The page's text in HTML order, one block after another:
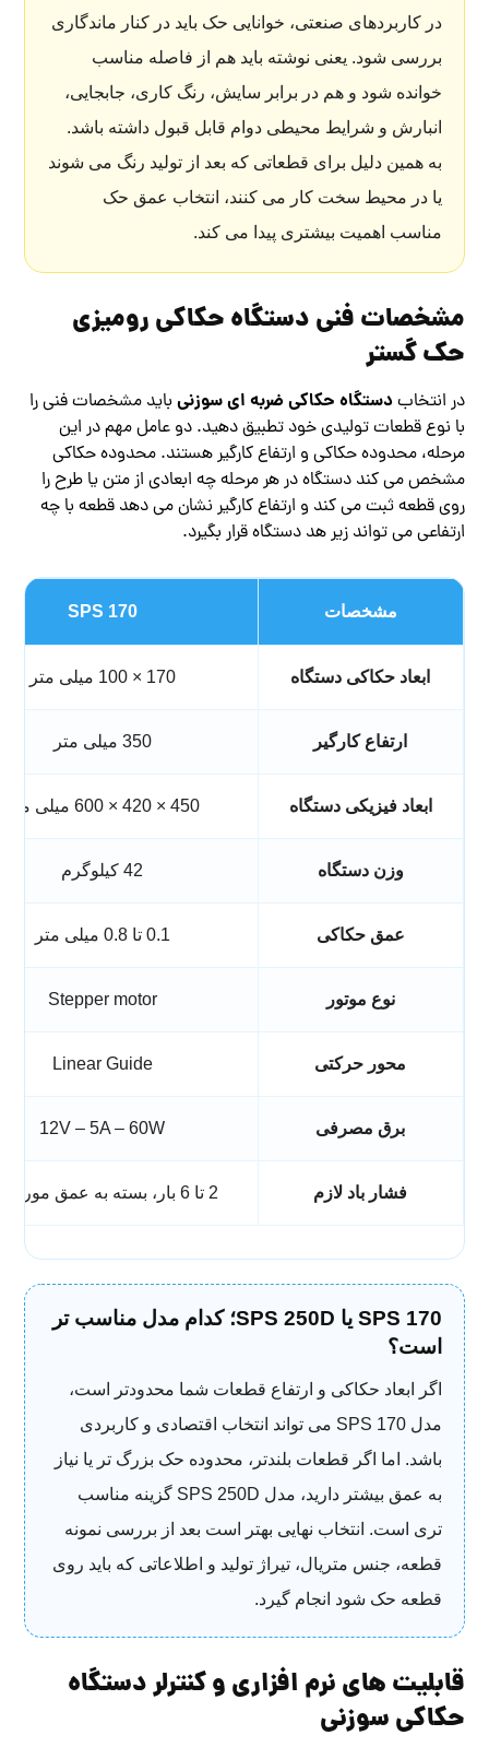
در کاربردهای صنعتی، خوانایی حک باید در کنار ماندگاری
بررسی شود. یعنی نوشته باید هم از فاصله مناسب
خوانده شود و هم در برابر سایش، رنگ کاری، جابجایی،
انبارش و شرایط محیطی دوام قابل قبول داشته باشد.
به همین دلیل برای قطعاتی که بعد از تولید رنگ می شوند
یا در محیط سخت کار می کنند، انتخاب عمق حک
مناسب اهمیت بیشتری پیدا می کند.
مشخصات فنی دستگاه حکاکی رومیزی
حک گستر
در انتخاب دستگاه حکاکی ضربه ای سوزنی باید مشخصات فنی را
با نوع قطعات تولیدی خود تطبیق دهید. دو عامل مهم در این
مرحله، محدوده حکاکی و ارتفاع کارگیر هستند. محدوده حکاکی
مشخص می کند دستگاه در هر مرحله چه ابعادی از متن یا طرح را
روی قطعه ثبت می کند و ارتفاع کارگیر نشان می دهد قطعه با چه
ارتفاعی می تواند زیر هد دستگاه قرار بگیرد.
مشخصات SPS 170
ابعاد حکاکی دستگاه 170 × 100 میلی متر
ارتفاع کارگیر 350 میلی متر
ابعاد فیزیکی دستگاه 450 × 420 × 600 میلی متر
وزن دستگاه 42 کیلوگرم
عمق حکاکی 0.1 تا 0.8 میلی متر
نوع موتور Stepper motor
محور حرکتی Linear Guide
برق مصرفی 12V – 5A – 60W
فشار باد لازم 2 تا 6 بار، بسته به عمق مورد نیاز
SPS 170 یا SPS 250D؛ کدام مدل مناسب تر
است؟
اگر ابعاد حکاکی و ارتفاع قطعات شما محدودتر است،
مدل SPS 170 می تواند انتخاب اقتصادی و کاربردی
باشد. اما اگر قطعات بلندتر، محدوده حک بزرگ تر یا نیاز
به عمق بیشتر دارید، مدل SPS 250D گزینه مناسب
تری است. انتخاب نهایی بهتر است بعد از بررسی نمونه
قطعه، جنس متریال، تیراژ تولید و اطلاعاتی که باید روی
قطعه حک شود انجام گیرد.
قابلیت های نرم افزاری و کنترلر دستگاه
حکاکی سوزنی